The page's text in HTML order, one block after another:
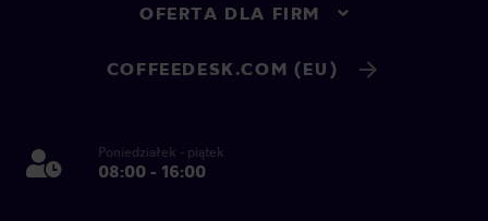
OFERTA DLA FIRM
COFFEEDESK.COM (EU)
Poniedziałek - piątek
08:00 - 16:00